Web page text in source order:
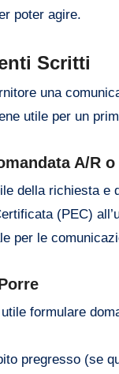
poter agire.
Scritti
una
utile per un
A/R o
della richiesta
(PEC)
per le
formulare
pregresso (se